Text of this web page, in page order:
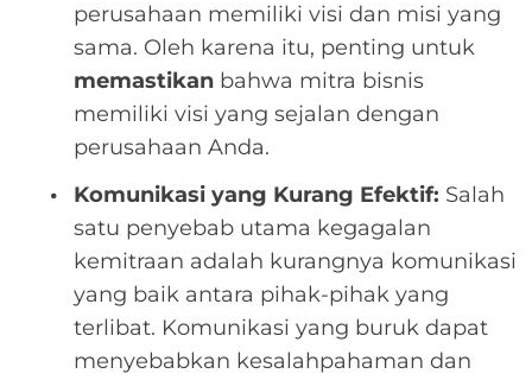
perusahaan memiliki visi dan misi yang
sama. Oleh karena itu, penting untuk
memastikan bahwa mitra bisnis
memiliki visi yang sejalan dengan
perusahaan Anda.
Komunikasi yang Kurang Efektif: Salah
satu penyebab utama kegagalan
kemitraan adalah kurangnya komunikasi
yang baik antara pihak-pihak yang
terlibat. Komunikasi yang buruk dapat
menyebabkan kesalahpahaman dan